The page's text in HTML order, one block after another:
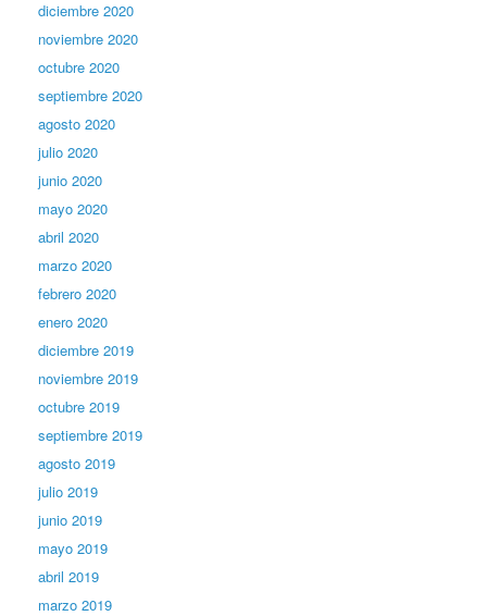
diciembre 2020
noviembre 2020
octubre 2020
septiembre 2020
agosto 2020
julio 2020
junio 2020
mayo 2020
abril 2020
marzo 2020
febrero 2020
enero 2020
diciembre 2019
noviembre 2019
octubre 2019
septiembre 2019
agosto 2019
julio 2019
junio 2019
mayo 2019
abril 2019
marzo 2019